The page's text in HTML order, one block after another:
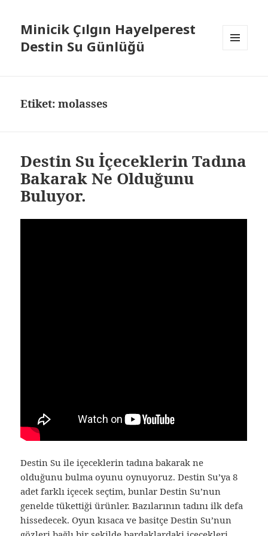
Minicik Çılgın Hayelperest
Destin Su Günlüğü
Etiket: molasses
Destin Su İçeceklerin Tadına
Bakarak Ne Olduğunu
Buluyor.
Destin Su ile içeceklerin tadına bakarak ne
olduğunu bulma oyunu oynuyoruz. Destin Su’ya 8
adet farklı içecek seçtim, bunlar Destin Su’nun
genelde tükettiği ürünler. Bazılarının tadını ilk defa
hissedecek. Oyun kısaca ve basitçe Destin Su’nun